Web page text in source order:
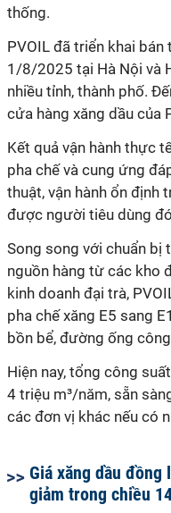
thống.
PVOIL đã triển khai
1/8/2025 tại Hà Nội và
nhiều tỉnh, thành phố.
cửa hàng xăng dầu của
Kết quả vận hành thực
pha chế và cung ứng
thuật, vận hành ổn
được người tiêu dùng
Song song với chuẩn bị
nguồn hàng từ các kho
kinh doanh đại trà,
pha chế xăng E5 sang
bồn bể, đường ống
Hiện nay, tổng công
4 triệu m³/năm, sẵn
các đơn vị khác nếu có
Giá xăng dầu đồng
giảm trong chiều